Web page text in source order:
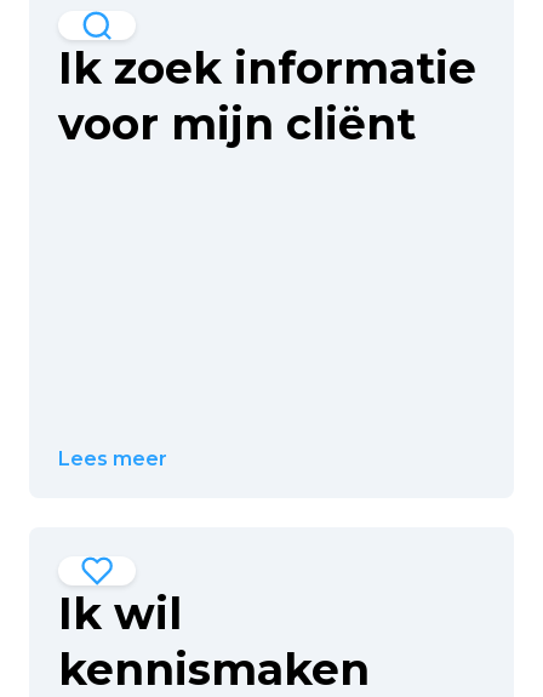
Ik zoek informatie
voor mijn cliënt
Lees meer
Ik wil
kennismaken